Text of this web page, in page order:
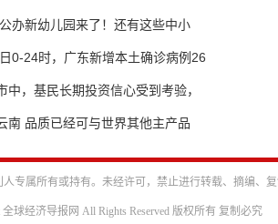
办新幼儿园来了！还有这些中小
0-24时，广东新增本土确诊病例26
中，基民长期投资信心受到考验，
南 品质已经可与世界其他主产品
专属所有或持有。未经许可，禁止进行转载、摘编、复
球经济导报网 All Rights Reserved 版权所有 复制必究